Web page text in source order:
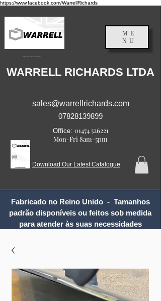
https://www.facebook.com/WarrellRichards
Inglaterra, Reino Unido
ME
NU
WARRELL RICHARDS LTDA
sales@warrellrichards.com
07828139899
Office: 01474 526221
Mon-Fri 8am-5pm
Download Our Latest Catalogue
Fabricado no Reino Unido - Tamanhos
padrão disponíveis ou feitos sob medida
para atender às suas necessidades